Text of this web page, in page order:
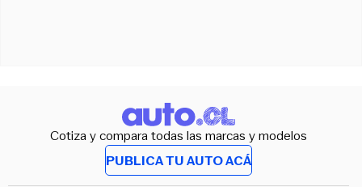
Cotiza y compara todas las marcas y modelos
PUBLICA TU AUTO ACÁ